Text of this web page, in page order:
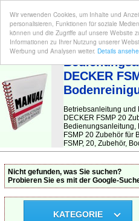
Wir verwenden Cookies, um Inhalte und
personalisieren, Funktionen für soziale
können und die Zugriffe auf unsere Website
Informationen zu Ihrer Nutzung unserer
Werbung und Analysen weiter. Details
BEDIENUNGSANLEITUNG| Hier finden
DECKER
Betriebsanleitung und
DECKER FSMP 20
Bedienungsanleitung,
FSMP 20 Zubehör für
FSMP, 20, Zubehör,
Nicht gefunden, was Sie suchen?
Probieren Sie es mit der Google-
KATEGORIE